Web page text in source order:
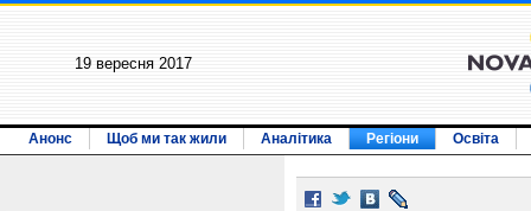
19 вересня 2017
Анонс Щоб ми так жили Аналітика Регіони Освіта